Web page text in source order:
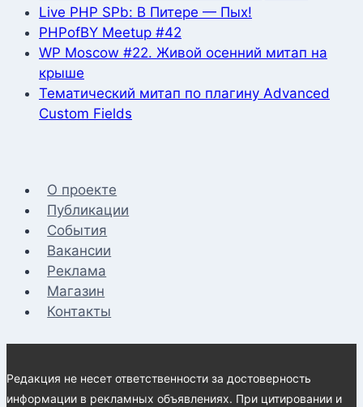
Live PHP SPb: В Питере — Пых!
PHPofBY Meetup #42
WP Moscow #22. Живой осенний митап на
крыше
Тематический митап по плагину Advanced
Custom Fields
О проекте
Публикации
События
Вакансии
Реклама
Магазин
Контакты
Редакция не несет ответственности за достоверность
информации в рекламных объявлениях. При цитировании и